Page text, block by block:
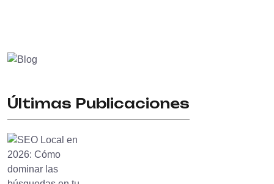
Últimas Publicaciones